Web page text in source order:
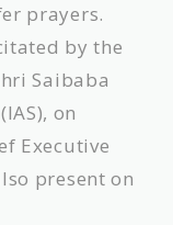
prayers.
by the
Saibaba
(IAS), on
Executive
present on